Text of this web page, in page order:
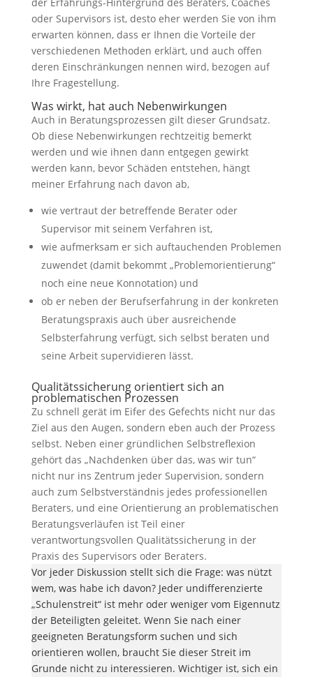
oder Supervisors ist, desto eher werden Sie von ihm
erwarten können, dass er Ihnen die Vorteile der
verschiedenen Methoden erklärt, und auch offen
deren Einschränkungen nennen wird, bezogen auf
Ihre Fragestellung.
Was wirkt, hat auch Nebenwirkungen
Auch in Beratungsprozessen gilt dieser Grundsatz.
Ob diese Nebenwirkungen rechtzeitig bemerkt
werden und wie ihnen dann entgegen gewirkt
werden kann, bevor Schäden entstehen, hängt
meiner Erfahrung nach davon ab,
wie vertraut der betreffende Berater oder
Supervisor mit seinem Verfahren ist,
wie aufmerksam er sich auftauchenden Problemen
zuwendet (damit bekommt „Problemorientierung“
noch eine neue Konnotation) und
ob er neben der Berufserfahrung in der konkreten
Beratungspraxis auch über ausreichende
Selbsterfahrung verfügt, sich selbst beraten und
seine Arbeit supervidieren lässt.
Qualitätssicherung orientiert sich an
problematischen Prozessen
Zu schnell gerät im Eifer des Gefechts nicht nur das
Ziel aus den Augen, sondern eben auch der Prozess
selbst. Neben einer gründlichen Selbstreflexion
gehört das „Nachdenken über das, was wir tun“
nicht nur ins Zentrum jeder Supervision, sondern
auch zum Selbstverständnis jedes professionellen
Beraters, und eine Orientierung an problematischen
Beratungsverläufen ist Teil einer
verantwortungsvollen Qualitätssicherung in der
Praxis des Supervisors oder Beraters.
Vor jeder Diskussion stellt sich die Frage: was nützt
wem, was habe ich davon? Jeder undifferenzierte
„Schulenstreit“ ist mehr oder weniger vom Eigennutz
der Beteiligten geleitet. Wenn Sie nach einer
geeigneten Beratungsform suchen und sich
orientieren wollen, braucht Sie dieser Streit im
Grunde nicht zu interessieren. Wichtiger ist, sich ein